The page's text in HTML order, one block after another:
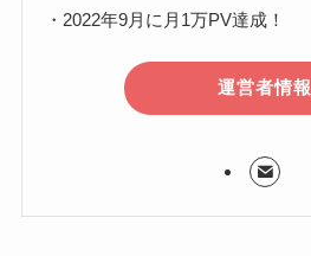
・2022年9月に月1万PV達成！
運営者情報